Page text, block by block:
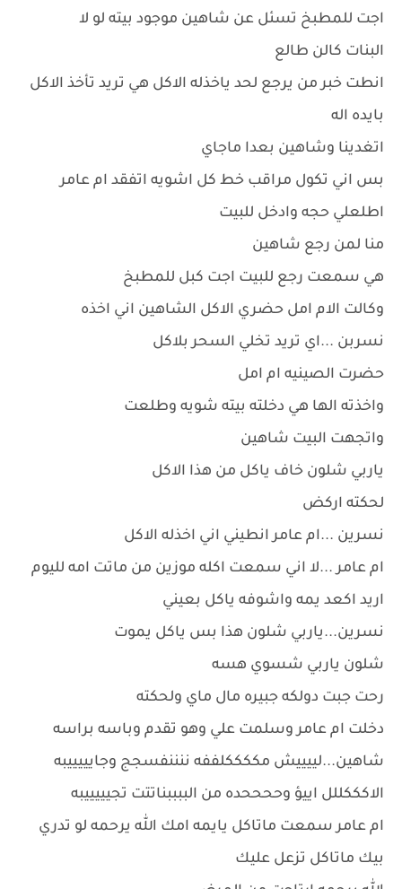
اجت للمطبخ تسئل عن شاهين موجود بيته لو لا
البنات كالن طالع
انطت خبر من يرجع لحد ياخذله الاكل هي تريد تأخذ الاكل
بايده اله
اتغدينا وشاهين بعدا ماجاي
بس اني تكول مراقب خط كل اشويه اتفقد ام عامر
اطلعلي حجه وادخل للبيت
منا لمن رجع شاهين
هي سمعت رجع للبيت اجت كبل للمطبخ
وكالت الام امل حضري الاكل الشاهين اني اخذه
نسربن ...اي تريد تخلي السحر بلاكل
حضرت الصينيه ام امل
واخذته الها هي دخلته بيته شويه وطلعت
واتجهت البيت شاهين
ياربي شلون خاف ياكل من هذا الاكل
لحكته اركض
نسرين ...ام عامر انطيني اني اخذله الاكل
ام عامر ...لا اني سمعت اكله موزين من ماتت امه لليوم
اريد اكعد يمه واشوفه ياكل بعيني
نسرين...ياربي شلون هذا بس ياكل يموت
شلون ياربي شسوي هسه
رحت جبت دولكه جبيره مال ماي ولحكته
دخلت ام عامر وسلمت علي وهو تقدم وباسه براسه
شاهين...لييييش مككككلففه ننننفسجج وجايييييبه
الاكككللل اييؤ وححححده من الببببناتتت تجيييييبه
ام عامر سمعت ماتاكل يايمه امك الله يرحمه لو تدري
بيك ماتاكل تزعل عليك